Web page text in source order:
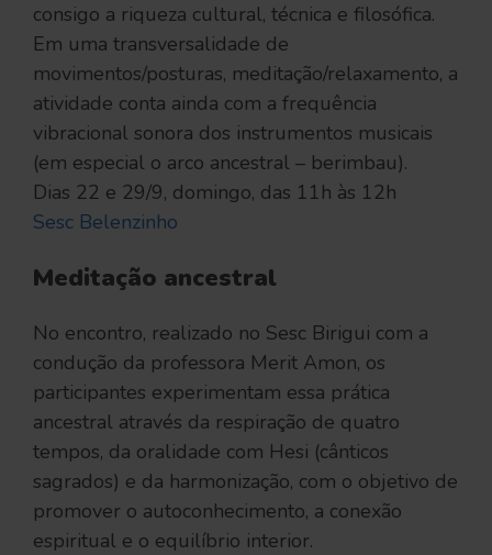
consigo a riqueza cultural, técnica e filosófica.
Em uma transversalidade de
movimentos/posturas, meditação/relaxamento, a
atividade conta ainda com a frequência
vibracional sonora dos instrumentos musicais
(em especial o arco ancestral – berimbau).
Dias 22 e 29/9, domingo, das 11h às 12h
Sesc Belenzinho
Meditação ancestral
No encontro, realizado no Sesc Birigui com a
condução da professora Merit Amon, os
participantes experimentam essa prática
ancestral através da respiração de quatro
tempos, da oralidade com Hesi (cânticos
sagrados) e da harmonização, com o objetivo de
promover o autoconhecimento, a conexão
espiritual e o equilíbrio interior.